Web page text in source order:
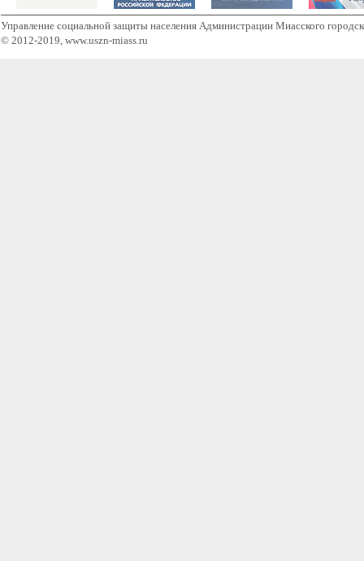
Управление социальной защиты населения Администрации Миасского
© 2012-2019, www.uszn-miass.ru